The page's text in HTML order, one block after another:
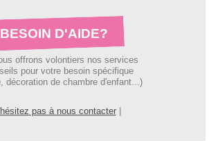
BESOIN D'AIDE?
offrons volontiers nos services
pour votre besoin spécifique
décoration de chambre d'enfant...)
pas à nous contacter|